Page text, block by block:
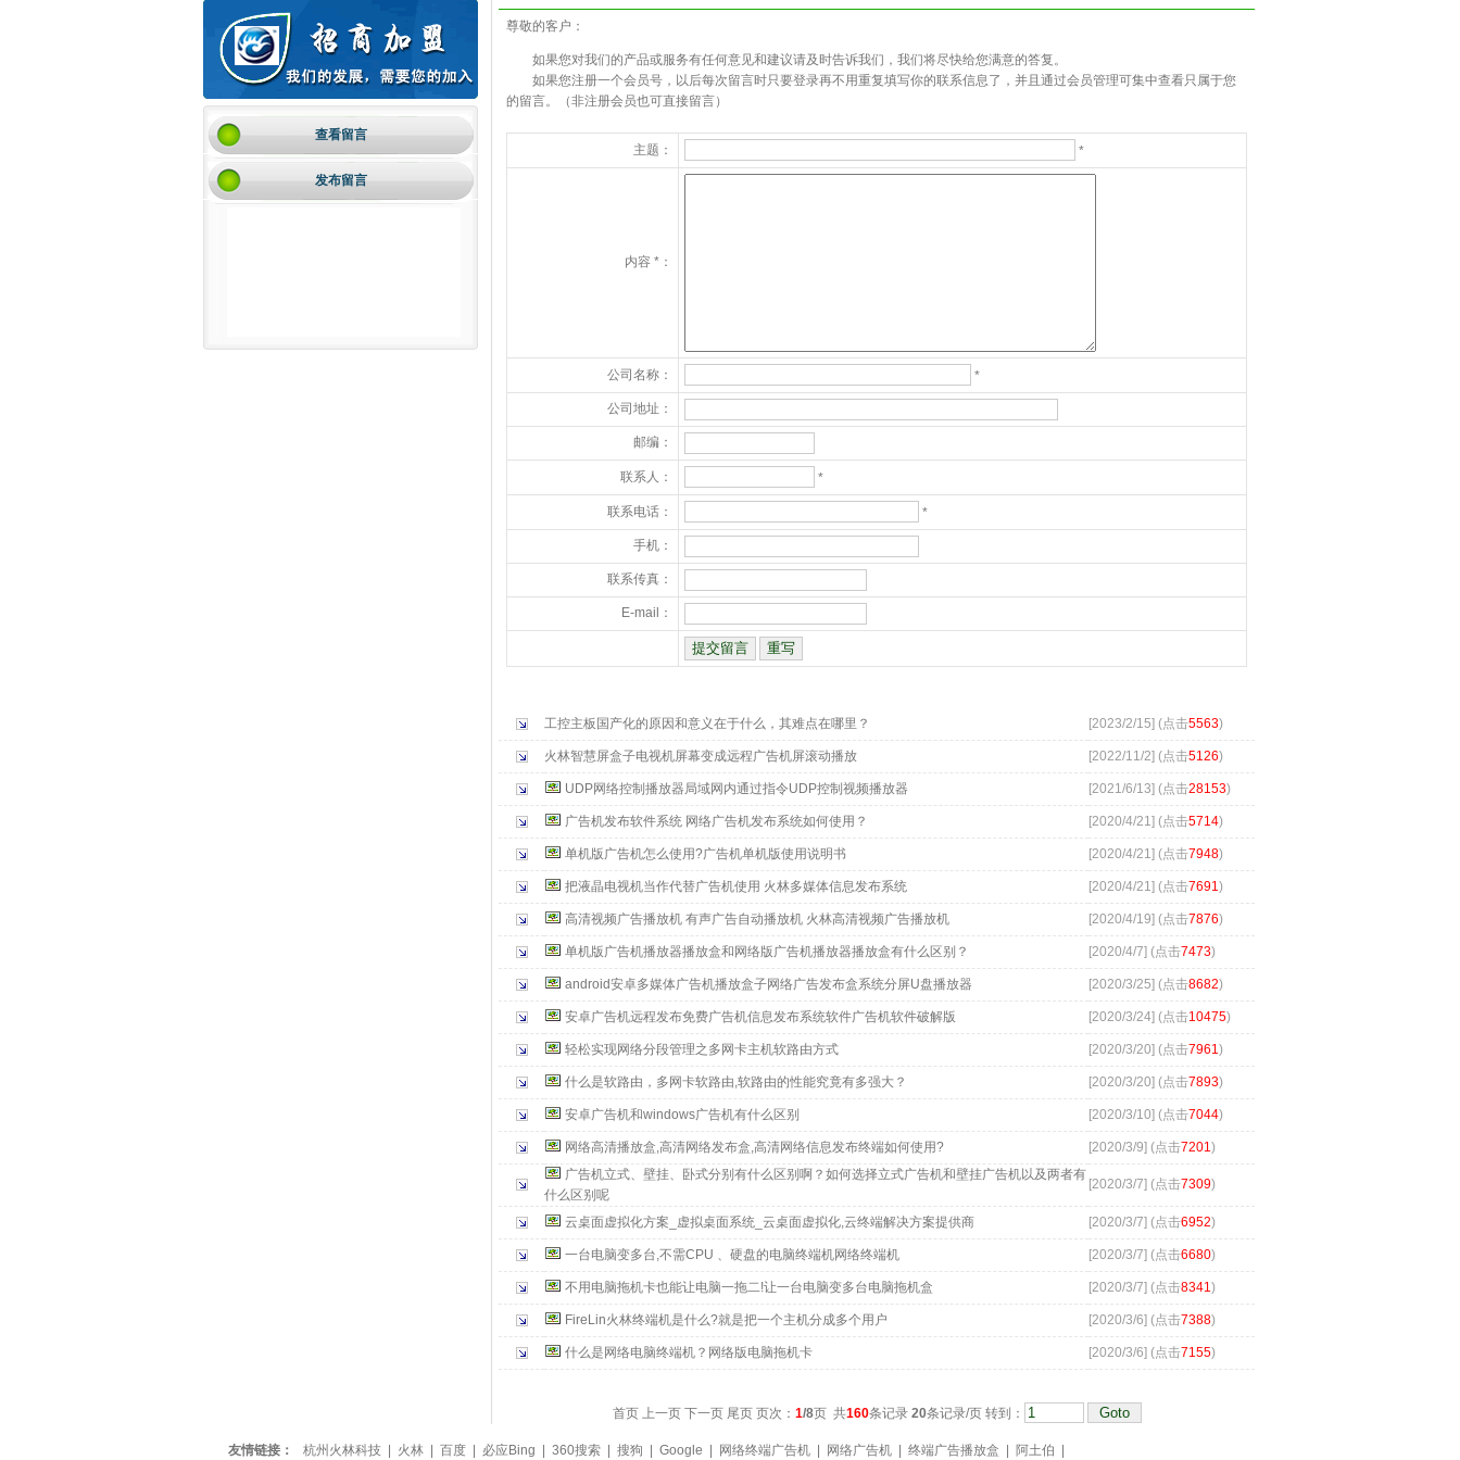
查看留言
发布留言
尊敬的客户：
如果您对我们的产品或服务有任何意见和建议请及时告诉我们，我们将尽快给您满意的答复。
如果您注册一个会员号，以后每次留言时只要登录再不用重复填写你的联系信息了，并且通过会员管理可集中查看只属于您
的留言。（非注册会员也可直接留言）
主题： *
内容 *：
公司名称： *
公司地址：
邮编：
联系人： *
联系电话： *
手机：
联系传真：
E-mail：
工控主板国产化的原因和意义在于什么，其难点在哪里？ [2023/2/15] (点击5563)
火林智慧屏盒子电视机屏幕变成远程广告机屏滚动播放 [2022/11/2] (点击5126)
UDP网络控制播放器局域网内通过指令UDP控制视频播放器 [2021/6/13] (点击28153)
广告机发布软件系统 网络广告机发布系统如何使用？ [2020/4/21] (点击5714)
单机版广告机怎么使用?广告机单机版使用说明书 [2020/4/21] (点击7948)
把液晶电视机当作代替广告机使用 火林多媒体信息发布系统 [2020/4/21] (点击7691)
高清视频广告播放机 有声广告自动播放机 火林高清视频广告播放机 [2020/4/19] (点击7876)
单机版广告机播放器播放盒和网络版广告机播放器播放盒有什么区别？ [2020/4/7] (点击7473)
android安卓多媒体广告机播放盒子网络广告发布盒系统分屏U盘播放器 [2020/3/25] (点击8682)
安卓广告机远程发布免费广告机信息发布系统软件广告机软件破解版 [2020/3/24] (点击10475)
轻松实现网络分段管理之多网卡主机软路由方式 [2020/3/20] (点击7961)
什么是软路由，多网卡软路由,软路由的性能究竟有多强大？ [2020/3/20] (点击7893)
安卓广告机和windows广告机有什么区别 [2020/3/10] (点击7044)
网络高清播放盒,高清网络发布盒,高清网络信息发布终端如何使用? [2020/3/9] (点击7201)
广告机立式、壁挂、卧式分别有什么区别啊？如何选择立式广告机和壁挂广告机以及两者有
什么区别呢
[2020/3/7] (点击7309)
云桌面虚拟化方案_虚拟桌面系统_云桌面虚拟化,云终端解决方案提供商 [2020/3/7] (点击6952)
一台电脑变多台,不需CPU 、硬盘的电脑终端机网络终端机 [2020/3/7] (点击6680)
不用电脑拖机卡也能让电脑一拖二!让一台电脑变多台电脑拖机盒 [2020/3/7] (点击8341)
FireLin火林终端机是什么?就是把一个主机分成多个用户 [2020/3/6] (点击7388)
什么是网络电脑终端机？网络版电脑拖机卡 [2020/3/6] (点击7155)
首页 上一页 下一页 尾页页次： 1/8页 共160条记录 20条记录/页 转到：
友情链接： 杭州火林科技 火林 百度 必应Bing 360搜索 搜狗 Google 网络终端广告机 网络广告机 终端广告播放盒 阿土伯